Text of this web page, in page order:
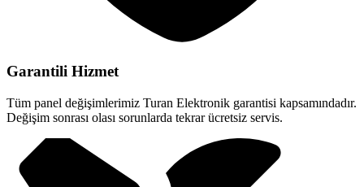
Garantili Hizmet
Tüm panel değişimlerimiz Turan Elektronik garantisi kapsamındadır.
Değişim sonrası olası sorunlarda tekrar ücretsiz servis.